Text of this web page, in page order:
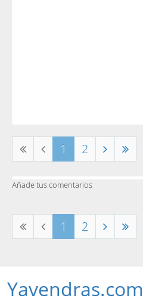
1 2
Añade tus comentarios
1 2
Yavendras.com